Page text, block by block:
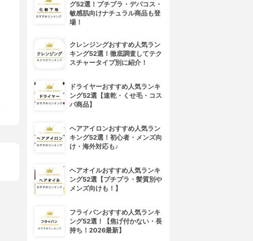
グ52選！プチプラ・デパコス・
敏感肌向けナチュラル商品も登
場！
クレンジングおすすめ人気ラン
キング52選！徹底調査してテク
スチャータイプ別に紹介！
ドライヤーおすすめ人気ランキ
ング52選【速乾・くせ毛・コス
パ商品】
ヘアアイロンおすすめ人気ラン
キング52選！初心者・メンズ向
け・海外対応も♪
ヘアオイルおすすめ人気ランキ
ング52選【プチプラ・髪質別や
メンズ向けも！】
フライパンおすすめ人気ランキ
ング52選！【焦げ付かない・長
持ち！2026最新】